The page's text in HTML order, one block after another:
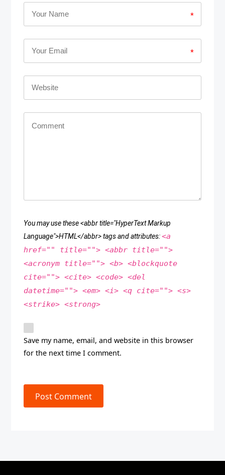
*
*
You may use these <abbr title="HyperText Markup
Language">HTML</abbr> tags and attributes:<a
href="" title=""> <abbr title="">
<acronym title=""> <b> <blockquote
cite=""> <cite> <code> <del
datetime=""> <em> <i> <q cite=""> <s>
<strike> <strong>
Save my name, email, and website in this browser
for the next time I comment.
Post Comment